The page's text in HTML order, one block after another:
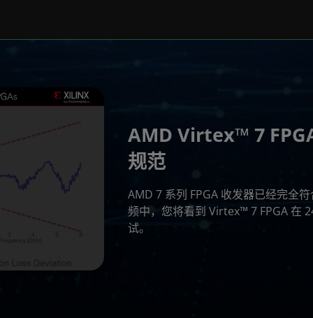
AMD Virtex™ 7
规范
AMD 7 系列 FPGA 收发器已经完全
频中，您将看到 Virtex™ 7 FPGA 在
试。